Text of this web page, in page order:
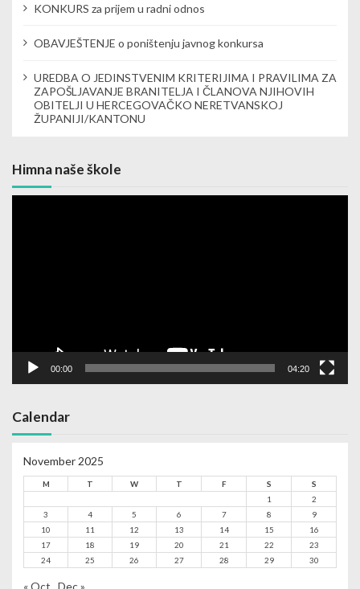
o
n
KONKURS za prijem u radni odnos
OBAVJEŠTENJE o poništenju javnog konkursa
UREDBA O JEDINSTVENIM KRITERIJIMA I PRAVILIMA ZA
ZAPOŠLJAVANJE BRANITELJA I ČLANOVA NJIHOVIH
OBITELJI U HERCEGOVAČKO NERETVANSKOJ
ŽUPANIJI/KANTONU
Himna naše škole
00:00 04:20
Calendar
November 2025
M T W T F S
S
1
2
3
4 5 6 7 8
9
10
11 12 13 14 15
16
17
18 19 20 21 22
23
24
25 26 27 28 29 30
« Oct Dec »